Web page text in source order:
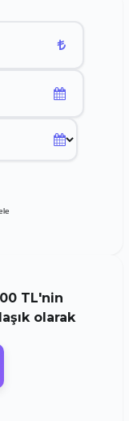
TL'nin
olarak